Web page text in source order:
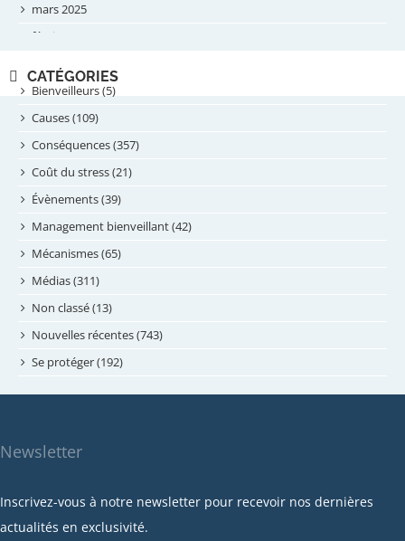
mars 2025
février 2025
septembre 2024
août 2024
juillet 2024
juin 2024
mai 2024
avril 2024
février 2024
janvier 2024
novembre 2023
octobre 2023
septembre 2023
mars 2023
janvier 2023
décembre 2022
CATÉGORIES
Bienveilleurs (5)
Causes (109)
Conséquences (357)
Coût du stress (21)
Évènements (39)
Management bienveillant (42)
Mécanismes (65)
Médias (311)
Non classé (13)
Nouvelles récentes (743)
Se protéger (192)
Newsletter
Inscrivez-vous à notre newsletter pour recevoir nos dernières
actualités en exclusivité.